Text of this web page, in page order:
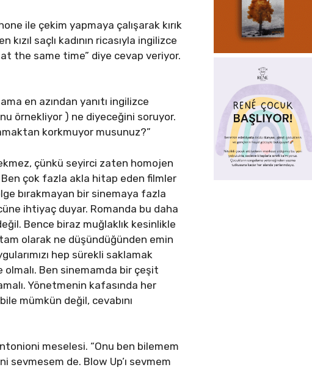
ile çekim yapmaya çalışarak kırık
saçlı kadının ricasıyla ingilizce
the same time” diye cevap veriyor.
en azından yanıtı ingilizce
örnekliyor ) ne diyeceğini soruyor.
korkmuyor musunuz?”
çünkü seyirci zaten homojen
çok fazla akla hitap eden filmler
bırakmayan bir sinemaya fazla
ihtiyaç duyar. Romanda bu daha
Bence biraz muğlaklık kesinlikle
tam olarak ne düşündüğünden emin
hep sürekli saklamak
Ben sinemamda bir çeşit
Yönetmenin kafasında her
mümkün değil, cevabını
meselesi. “Onu ben bilemem
sevmesem de. Blow Up’ı sevmem